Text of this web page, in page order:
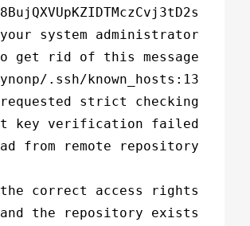
and the repository exists.